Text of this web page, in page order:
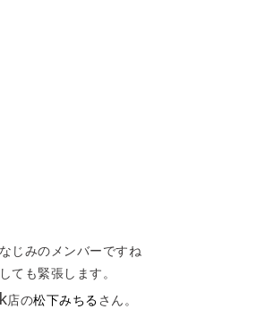
じみのメンバーですね
ても緊張します。
店の松下みちる さん。